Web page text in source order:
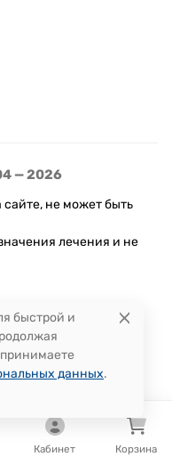
Кабинет Корзина
— 2026
не может быть
лечения и не
быстрой и
данных.